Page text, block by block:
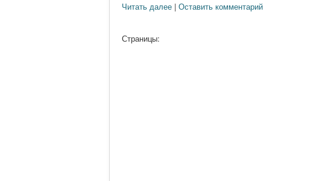
Читать далее | Оставить комментарий
Страницы: